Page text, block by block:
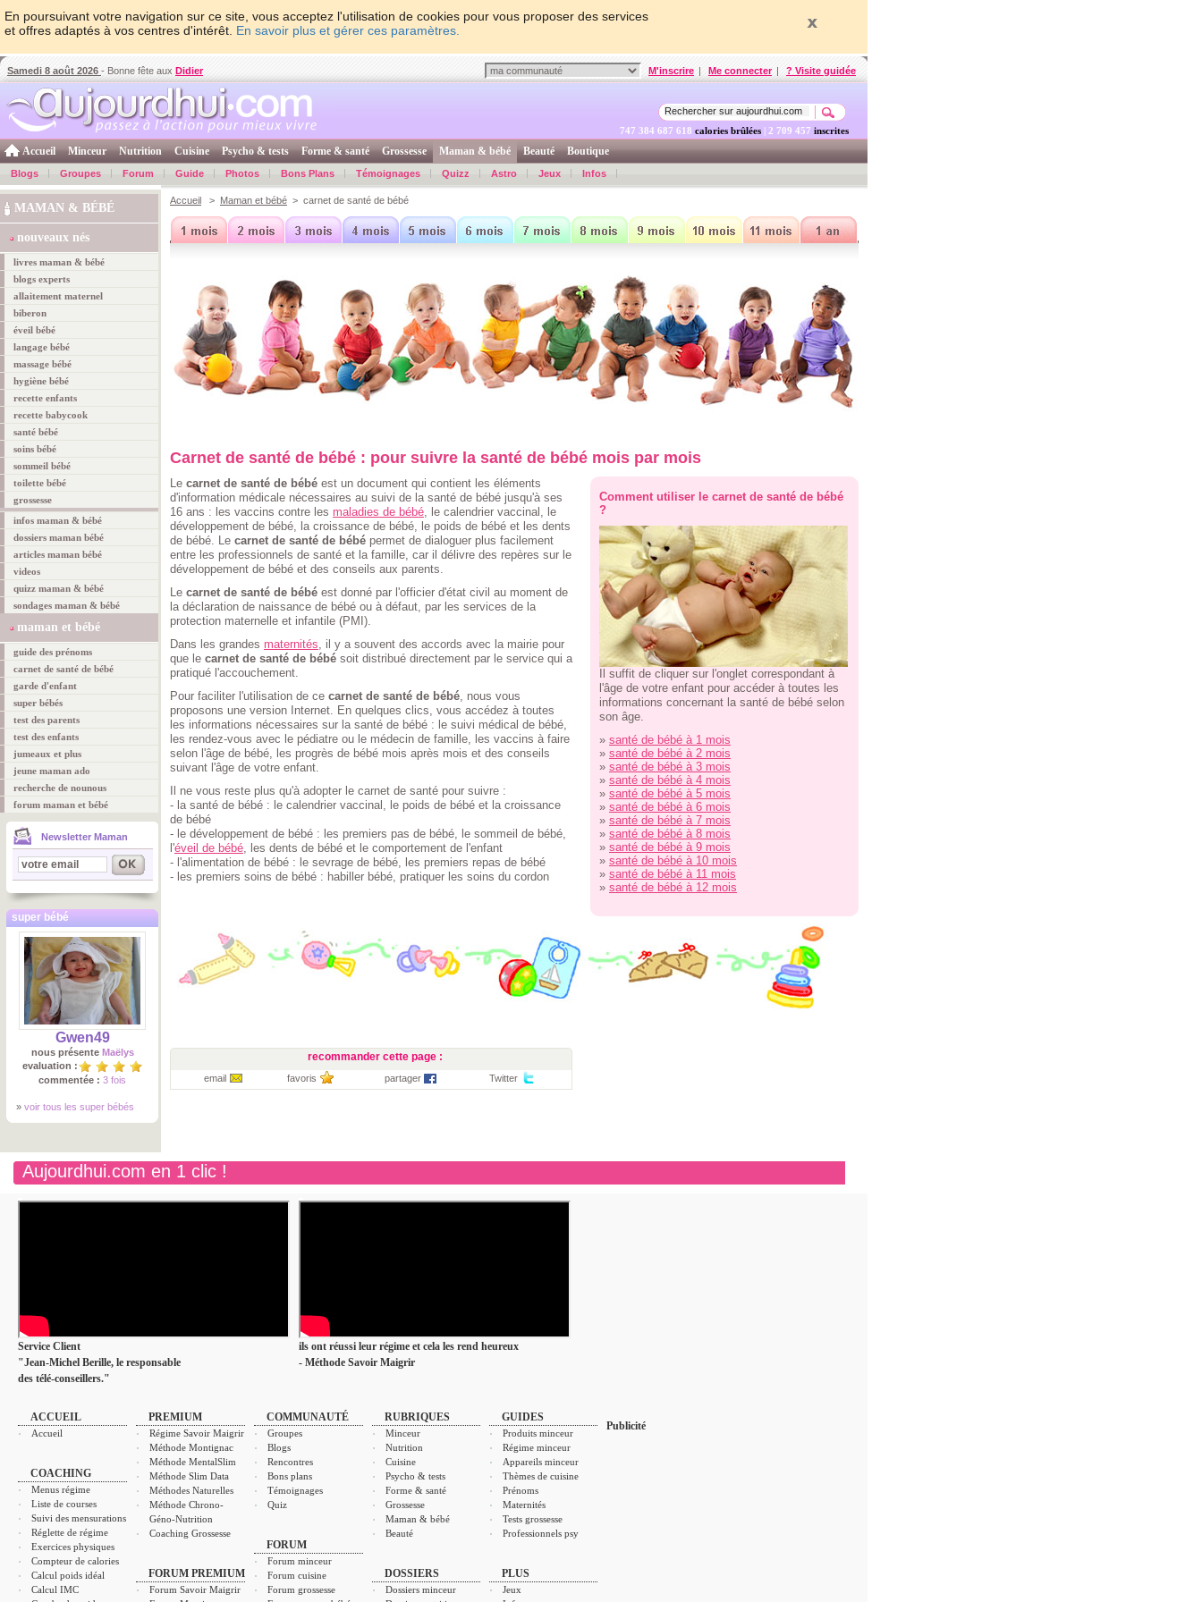
En poursuivant votre navigation sur ce site, vous acceptez l'utilisation de cookies pour vous proposer des services
et offres adaptés à vos centres d'intérêt. En savoir plus et gérer ces paramètres.
Samedi 8 août 2026 - Bonne fête aux Didier M'inscrire | Me connecter | ? Visite guidée
747 384 688 267 calories brûlées | 2 709 457 inscrites
Accueil Minceur Nutrition Cuisine Psycho & tests Forme & santé Grossesse Maman & bébé Beauté Boutique
Blogs Groupes Forum Guide Photos Bons Plans Témoignages Quizz Astro Jeux Infos
MAMAN & BÉBÉ
nouveaux nés
livres maman & bébé
blogs experts
allaitement maternel
biberon
éveil bébé
langage bébé
massage bébé
hygiène bébé
recette enfants
recette babycook
santé bébé
soins bébé
sommeil bébé
toilette bébé
grossesse
infos maman & bébé
dossiers maman bébé
articles maman bébé
videos
quizz maman & bébé
sondages maman & bébé
maman et bébé
guide des prénoms
carnet de santé de bébé
garde d'enfant
super bébés
test des parents
test des enfants
jumeaux et plus
jeune maman ado
recherche de nounous
forum maman et bébé
Newsletter Maman
super bébé
Gwen49
nous présente Maëlys
evaluation :
commentée : 3 fois
» voir tous les super bébés
Accueil > Maman et bébé > carnet de santé de bébé
6 mois 7 mois 8 mois 9 mois 10 mois 11 mois 12 mois
Carnet de santé de bébé : pour suivre la santé de bébé mois par mois
Le carnet de santé de bébé est un document qui contient les éléments
d'information médicale nécessaires au suivi de la santé de bébé jusqu'à ses
16 ans : les vaccins contre les maladies de bébé, le calendrier vaccinal, le
développement de bébé, la croissance de bébé, le poids de bébé et les dents
de bébé. Le carnet de santé de bébé permet de dialoguer plus facilement
entre les professionnels de santé et la famille, car il délivre des repères sur le
développement de bébé et des conseils aux parents.
Le carnet de santé de bébé est donné par l'officier d'état civil au moment de
la déclaration de naissance de bébé ou à défaut, par les services de la
protection maternelle et infantile (PMI).
Dans les grandes maternités, il y a souvent des accords avec la mairie pour
que le carnet de santé de bébé soit distribué directement par le service qui a
pratiqué l'accouchement.
Pour faciliter l'utilisation de ce carnet de santé de bébé, nous vous
proposons une version Internet. En quelques clics, vous accédez à toutes
les informations nécessaires sur la santé de bébé : le suivi médical de bébé,
les rendez-vous avec le pédiatre ou le médecin de famille, les vaccins à faire
selon l'âge de bébé, les progrès de bébé mois après mois et des conseils
suivant l'âge de votre enfant.
Il ne vous reste plus qu'à adopter le carnet de santé pour suivre :
- la santé de bébé : le calendrier vaccinal, le poids de bébé et la croissance
de bébé
- le développement de bébé : les premiers pas de bébé, le sommeil de bébé,
l'éveil de bébé, les dents de bébé et le comportement de l'enfant
- l'alimentation de bébé : le sevrage de bébé, les premiers repas de bébé
- les premiers soins de bébé : habiller bébé, pratiquer les soins du cordon
Comment utiliser le carnet de santé de bébé
?
Il suffit de cliquer sur l'onglet correspondant à
l'âge de votre enfant pour accéder à toutes les
informations concernant la santé de bébé selon
son âge.
» santé de bébé à 1 mois
» santé de bébé à 2 mois
» santé de bébé à 3 mois
» santé de bébé à 4 mois
» santé de bébé à 5 mois
» santé de bébé à 6 mois
» santé de bébé à 7 mois
» santé de bébé à 8 mois
» santé de bébé à 9 mois
» santé de bébé à 10 mois
» santé de bébé à 11 mois
» santé de bébé à 12 mois
recommander cette page :
email favoris partager Twitter
Aujourdhui.com en 1 clic !
Service Client
"Jean-Michel Berille, le responsable
des télé-conseillers."
ils ont réussi leur régime et cela les rend heureux
- Méthode Savoir Maigrir
ACCUEIL
Accueil
COACHING
Menus régime
Liste de courses
Suivi des mensurations
Réglette de régime
Exercices physiques
Compteur de calories
Calcul poids idéal
Calcul IMC
PREMIUM
Régime Savoir Maigrir
Méthode Montignac
Méthode MentalSlim
Méthode Slim Data
Méthodes Naturelles
Méthode Chrono-
Géno-Nutrition
Coaching Grossesse
FORUM PREMIUM
Forum Savoir Maigrir
COMMUNAUTÉ
Groupes
Blogs
Rencontres
Bons plans
Témoignages
Quiz
FORUM
Forum minceur
Forum cuisine
Forum grossesse
RUBRIQUES
Minceur
Nutrition
Cuisine
Psycho & tests
Forme & santé
Grossesse
Maman & bébé
Beauté
DOSSIERS
Dossiers minceur
GUIDES
Produits minceur
Régime minceur
Appareils minceur
Thèmes de cuisine
Prénoms
Maternités
Tests grossesse
Professionnels psy
PLUS
Jeux
Publicité